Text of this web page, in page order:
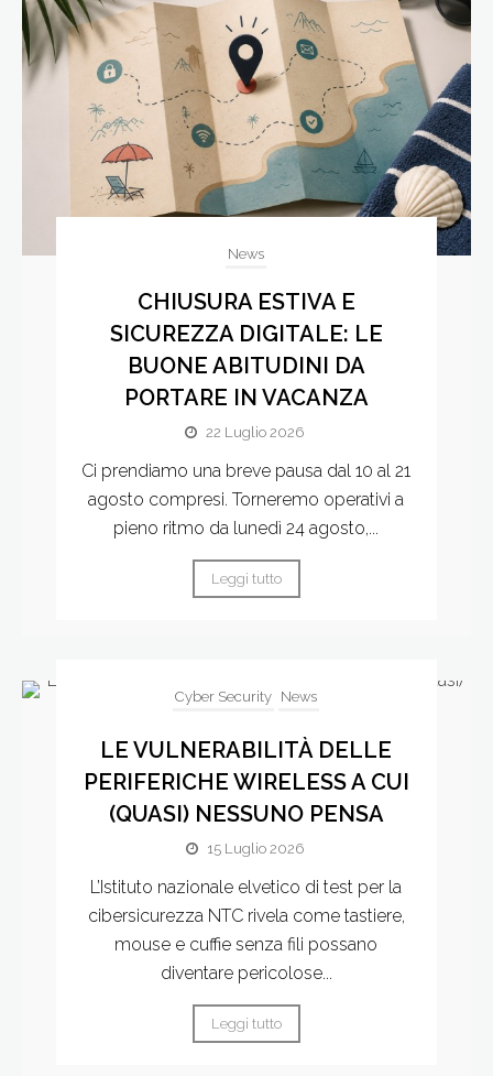
News
CHIUSURA ESTIVA E
SICUREZZA DIGITALE: LE
BUONE ABITUDINI DA
PORTARE IN VACANZA
22 Luglio 2026
Ci prendiamo una breve pausa dal 10 al 21
agosto compresi. Torneremo operativi a
pieno ritmo da lunedì 24 agosto,...
Leggi tutto
Cyber Security News
LE VULNERABILITÀ DELLE
PERIFERICHE WIRELESS A CUI
(QUASI) NESSUNO PENSA
15 Luglio 2026
L’Istituto nazionale elvetico di test per la
cibersicurezza NTC rivela come tastiere,
mouse e cuffie senza fili possano
diventare pericolose...
Leggi tutto